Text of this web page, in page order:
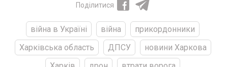
Поділитися
війна в Україні війна
прикордонники
Харківська область
ДПСУ
новини Харкова